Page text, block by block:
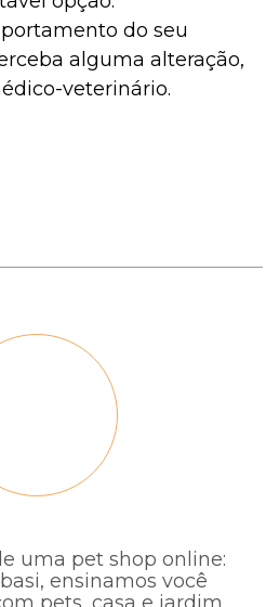
do seu
alguma alteração,
veterinário.
uma pet shop online:
ensinamos você